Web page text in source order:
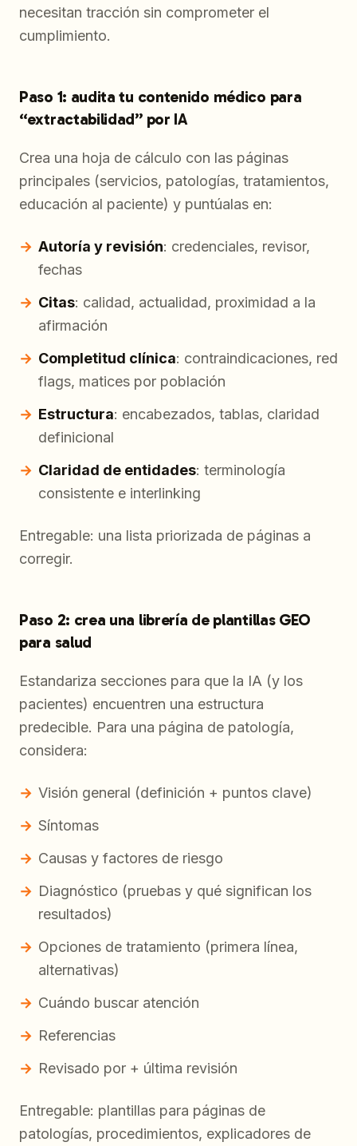
necesitan tracción sin comprometer el
cumplimiento.
Paso 1: audita tu contenido médico para
“extractabilidad” por IA
Crea una hoja de cálculo con las páginas
principales (servicios, patologías, tratamientos,
educación al paciente) y puntúalas en:
Autoría y revisión: credenciales, revisor,
fechas
Citas: calidad, actualidad, proximidad a la
afirmación
Completitud clínica: contraindicaciones, red
flags, matices por población
Estructura: encabezados, tablas, claridad
definicional
Claridad de entidades: terminología
consistente e interlinking
Entregable: una lista priorizada de páginas a
corregir.
Paso 2: crea una librería de plantillas GEO
para salud
Estandariza secciones para que la IA (y los
pacientes) encuentren una estructura
predecible. Para una página de patología,
considera:
Visión general (definición + puntos clave)
Síntomas
Causas y factores de riesgo
Diagnóstico (pruebas y qué significan los
resultados)
Opciones de tratamiento (primera línea,
alternativas)
Cuándo buscar atención
Referencias
Revisado por + última revisión
Entregable: plantillas para páginas de
patologías, procedimientos, explicadores de